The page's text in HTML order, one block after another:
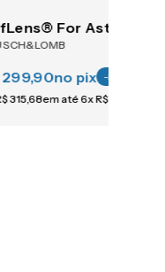
For
299,90no pix -5
315,68em até6xR$